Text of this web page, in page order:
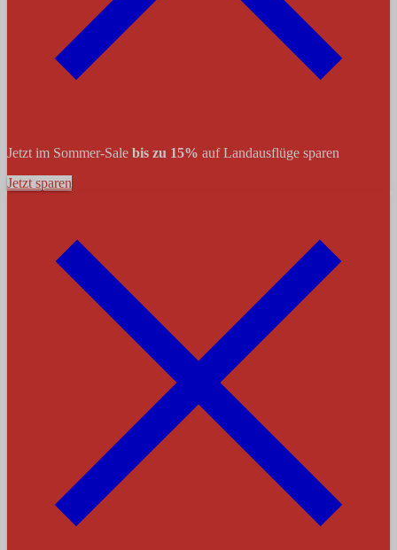
Jetzt im Sommer-Sale bis zu 15% auf Landausflüge sparen
Jetzt sparen